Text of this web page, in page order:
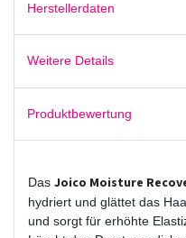
Herstellerdaten
Weitere Details
Produktbewertung
Das Joico Moisture
hydriert und glättet das
und sorgt für erhöhte